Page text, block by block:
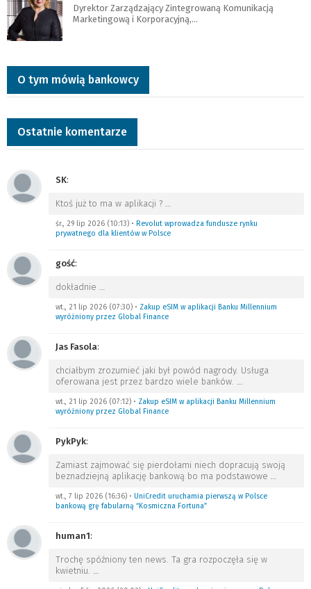
Dyrektor Zarządzający Zintegrowaną Komunikacją
Marketingową i Korporacyjną,…
O tym mówią bankowcy
Ostatnie komentarze
SK:
Ktoś już to ma w aplikacji ? …
śr., 29 lip 2026 (10:13) • Revolut wprowadza fundusze rynku
prywatnego dla klientów w Polsce
gość:
dokładnie …
wt., 21 lip 2026 (07:30) • Zakup eSIM w aplikacji Banku Millennium
wyróżniony przez Global Finance
Jas Fasola:
chciałbym zrozumieć jaki był powód nagrody. Usługa
oferowana jest przez bardzo wiele banków. …
wt., 21 lip 2026 (07:12) • Zakup eSIM w aplikacji Banku Millennium
wyróżniony przez Global Finance
PykPyk:
Zamiast zajmować się pierdołami niech dopracują swoją
beznadziejną aplikację bankową bo ma podstawowe …
wt., 7 lip 2026 (16:36) • UniCredit uruchamia pierwszą w Polsce
bankową grę fabularną “Kosmiczna Fortuna”
human1:
Trochę spóźniony ten news. Ta gra rozpoczęła się w
kwietniu. …